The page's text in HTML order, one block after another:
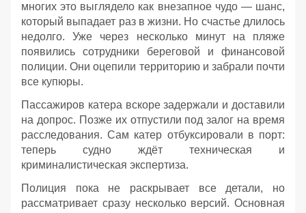
многих это выглядело как внезапное чудо — шанс,
который выпадает раз в жизни. Но счастье длилось
недолго. Уже через несколько минут на пляже
появились сотрудники береговой и финансовой
полиции. Они оцепили территорию и забрали почти
все купюры.
Пассажиров катера вскоре задержали и доставили
на допрос. Позже их отпустили под залог на время
расследования. Сам катер отбуксировали в порт:
теперь судно ждёт техническая и
криминалистическая экспертиза.
Полиция пока не раскрывает все детали, но
рассматривает сразу несколько версий. Основная